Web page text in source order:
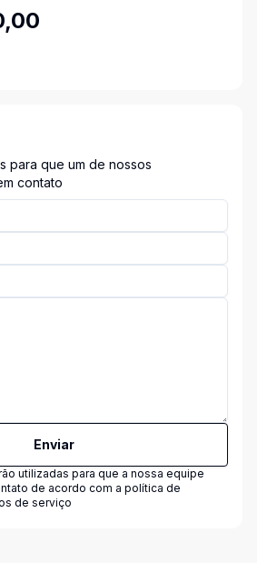
para que um de nossos
contato
Enviar
utilizadas para que a nossa equipe
de acordo com a política de
de serviço